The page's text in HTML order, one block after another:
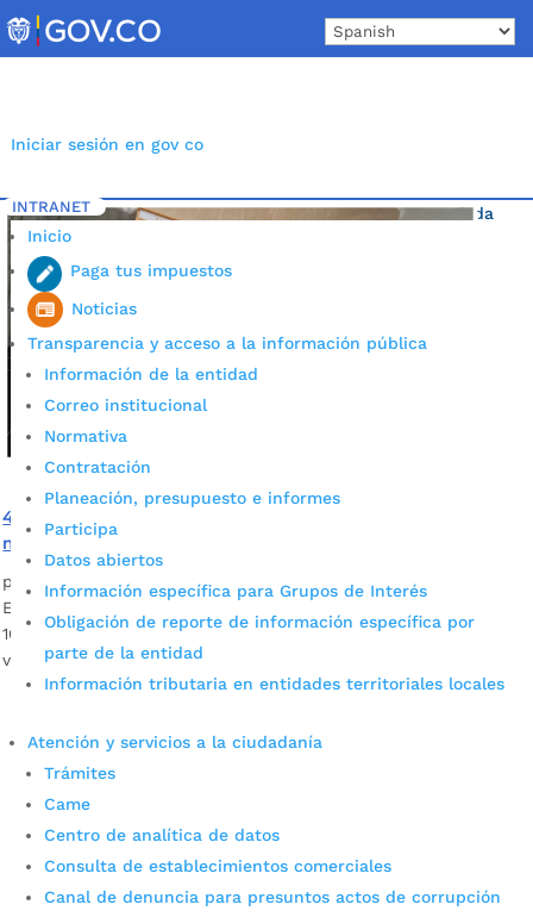
to
content
Iniciar sesión en gov co
INTRANET
Inicio
Paga tus impuestos
Noticias
Transparencia y acceso a la información pública
Información de la entidad
Correo institucional
Normativa
Contratación
Planeación, presupuesto e informes
Participa
Datos abiertos
Información específica para Grupos de Interés
Obligación de reporte de información específica por
parte de la entidad
Información tributaria en entidades territoriales locales
Atención y servicios a la ciudadanía
Trámites
Came
Centro de analítica de datos
Consulta de establecimientos comerciales
Canal de denuncia para presuntos actos de corrupción
Inicio 5 Etiqueta: programa de mejoramiento de vivienda
400 familias bumanguesas se beneficiarán con
mejoramientos de vivienda
por Alcaldía de Bucaramanga Feb 18, 2022 | Noticias
En el marco de los 400 años de la ciudad bonita, cerca de
1600 ciudadanos se beneficiarán con la mejora de 400
viviendas.
Cupos Escolares Bucaramanga 2022